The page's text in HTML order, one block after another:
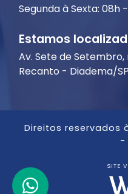
Segunda à Sexta: 08h
Estamos
Av. Sete de Setembro,
Recanto - Diadema/
Direitos reservados
-
SITE